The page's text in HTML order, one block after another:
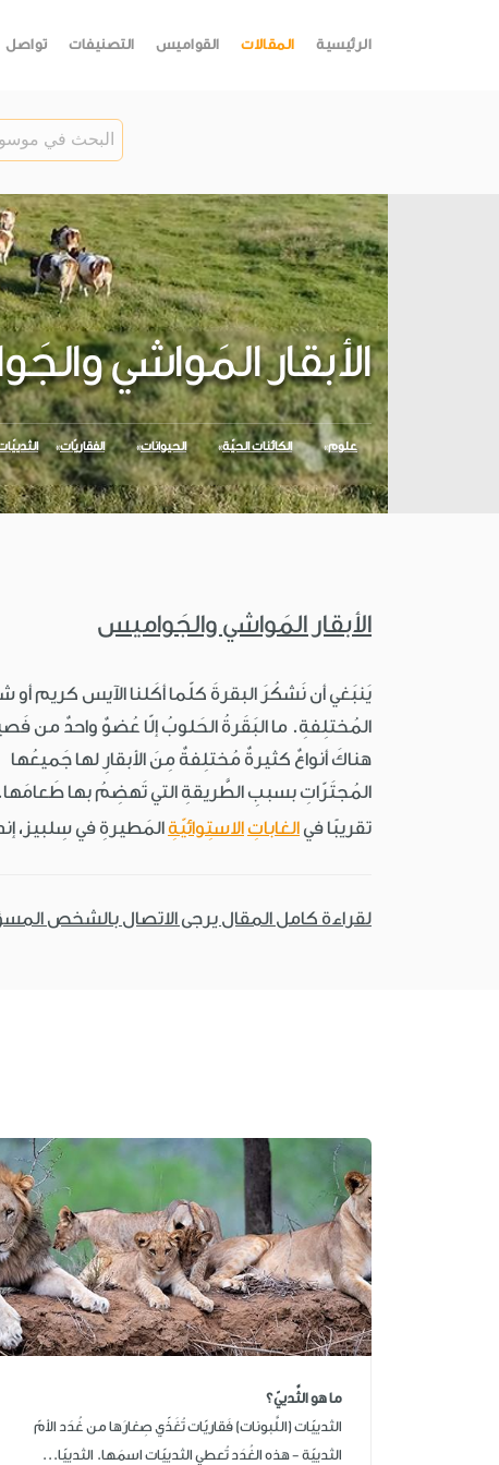
الرئيسية المقالات القواميس التصنيفات تواصل
الأبقار المَواشي
علوم الكائنات الحيّة الحيوانات الفقاريّات
الأبقار المَواشي والجَواميس
يَنبَغي أن نَشكُرَ البقرةَ كلّما أكَلنا الآيس كريم أو
المُختلِفةِ. ما البَقَرةُ الحَلوبُ إلّا عُضوٌ واحدٌ من فَصيلةِ الأبقارِ. دَجَّنَ
هناكَ أنواعٌ كثيرةٌ مُختلِفةٌ مِنَ الأبقارِ لها
المُجتَرّاتِ بسببِ الطَّريقةِ التي تَهضِمُ بها
تقريبًا في الغاباتِالاستِوائيّةِ المَطيرةِ في سِلبيز،
لقراءة كامل المقال يرجى الاتصال بالشخص
ما هو الثَّدييّ؟
الثدييّات (اللَّبونات) فَقاريّات تُغَذّي صِغارَها من غُدَد الأمّ
الثدييّة - هذه الغُدَد تُعطي الثدييّات اسمَها. الثدييّا...